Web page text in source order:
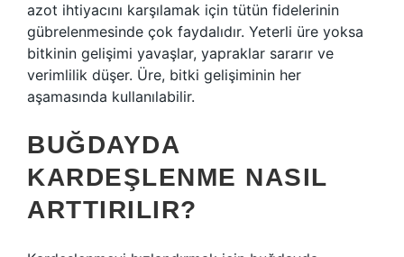
azot ihtiyacını karşılamak için tütün fidelerinin
gübrelenmesinde çok faydalıdır. Yeterli üre yoksa
bitkinin gelişimi yavaşlar, yapraklar sararır ve
verimlilik düşer. Üre, bitki gelişiminin her
aşamasında kullanılabilir.
BUĞDAYDA
KARDEŞLENME NASIL
ARTTIRILIR?